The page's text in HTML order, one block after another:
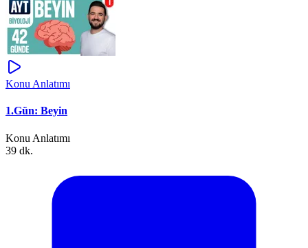
Konu Anlatımı
1.Gün: Beyin
Konu Anlatımı
39 dk.